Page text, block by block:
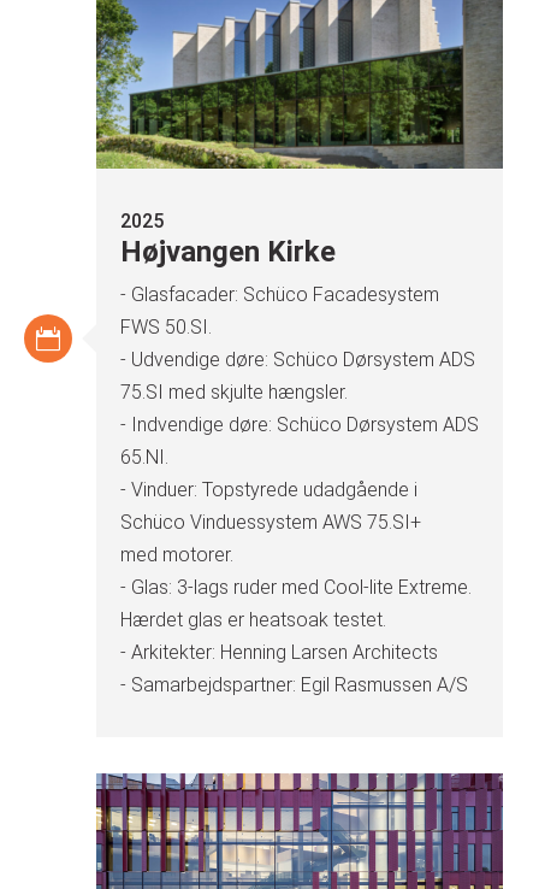
2025
Højvangen Kirke
- Glasfacader: Schüco Facadesystem
FWS 50.SI
- Udvendige døre: Schüco Dørsystem ADS
75.SI med skjulte hængsler.
- Indvendige døre: Schüco Dørsystem ADS
65.NI
- Vinduer: Topstyrede udadgående i
Schüco Vinduessystem AWS 75.SI+
med motorer.
- Glas: 3-lags ruder med Cool-lite Extreme.
Hærdet glas er heatsoak testet.
- Arkitekter: Henning Larsen Architects
- Samarbejdspartner: Egil Rasmussen A/S